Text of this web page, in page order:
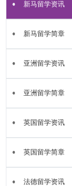
新马留学资讯
新马留学简章
亚洲留学资讯
亚洲留学简章
英国留学资讯
英国留学简章
法德留学资讯